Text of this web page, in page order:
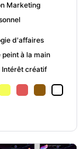
Marketing
d'affaires
peint à la main
Intérêt créatif